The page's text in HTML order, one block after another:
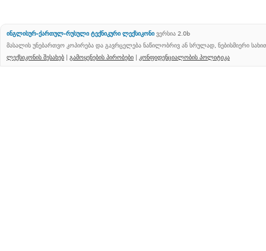
ინგლისურ-ქართულ-რუსული ტექნიკური ლექსიკონი ვერსია 2.0b
მასალის უნებართვო კოპირება და გავრცელება ნაწილობრივ ან სრულად, ნებისმიერი
ლექსიკონის შესახებ | გამოყენების პირობები | კონფიდენციალობის პოლიტიკა